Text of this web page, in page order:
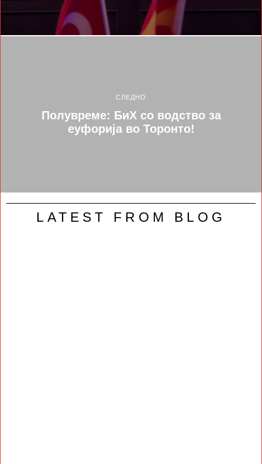
СЛЕДНО
Полувреме: БиХ со водство за
еуфорија во Торонто!
LATEST FROM BLOG